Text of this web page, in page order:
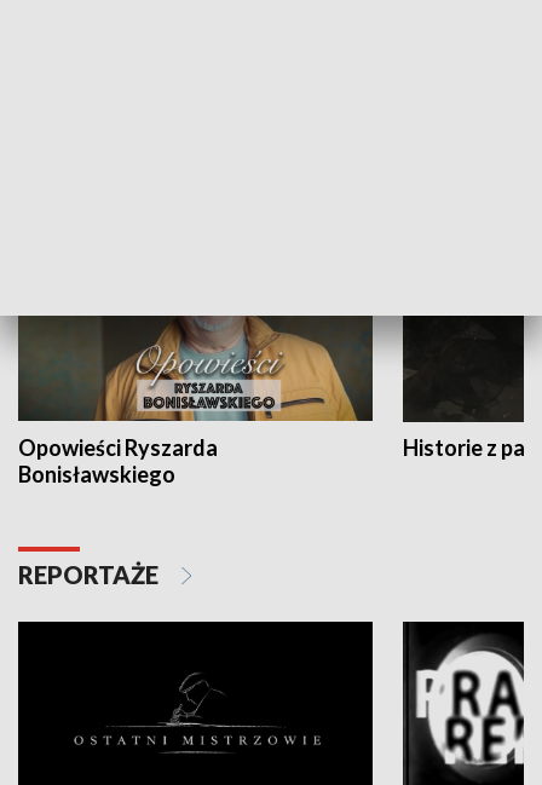
Opowieści Ryszarda
Bonisławskiego
Historie z
REPORTAŻE